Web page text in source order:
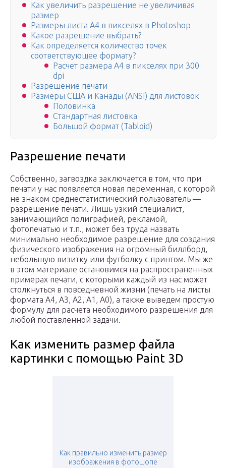
Как увеличить разрешение не увеличивая
размер
Размеры листа А4 в пикселях в Photoshop
Какое разрешение выбрать?
Как определяется количество точек
соответствующее формату?
Расчет размера A4 в пикселях при 300
dpi
Разрешение печати
Размеры США и Канады (ANSI) для листовок
Половинка
Стандартная листовка
Большой формат (Tabloid)
Разрешение печати
Собственно, загвоздка заключается в том, что при
печати у нас появляется новая переменная, с которой
не знаком среднестатистический пользователь —
разрешение печати. Лишь узкий специалист,
занимающийся полиграфией, рекламой,
фотопечатью и т.п., может без труда назвать
минимально необходимое разрешение для создания
физического изображения на огромный биллборд,
небольшую визитку или футболку с принтом. Мы же
в этом материале остановимся на распространенных
примерах печати, с которыми каждый из нас может
столкнуться в повседневной жизни (печать на листы
формата А4, А3, A2, A1, A0), а также выведем простую
формулу для расчета необходимого разрешения для
любой поставленной задачи.
Как изменить размер файла
картинки с помощью Paint 3D
Как правильно изменить размер
изображения в фотошопе